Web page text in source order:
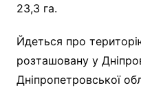
23,3 га.
Йдеться про
розташовану у
Дніпропетровської